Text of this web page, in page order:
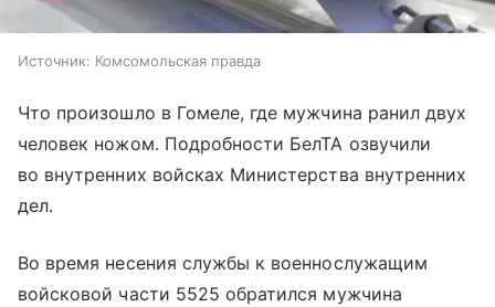
Источник: Комсомольская правда
Что произошло в Гомеле, где мужчина ранил двух
человек ножом. Подробности БелТА озвучили
во внутренних войсках Министерства внутренних
дел.
Во время несения службы к военнослужащим
войсковой части 5525 обратился мужчина